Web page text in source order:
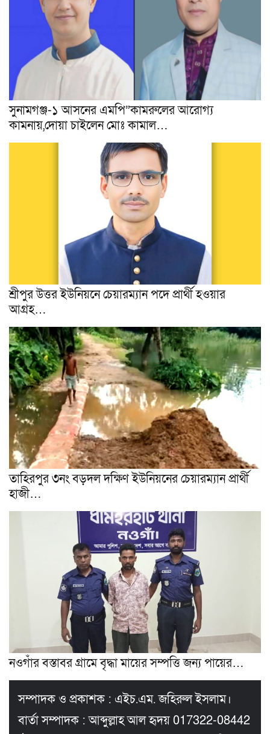
সুনামগঞ্জ-১ আসনের এমপি”কামরুলের আরোগ্য
কামনায়,দোয়া চাইলেন মোঃ কামাল…
শ্রীপুর উত্তর ইউনিয়নে চেয়ারম্যান পদে প্রার্থী হওয়ার
আগ্ৰহ…
তাহিরপুর ৩নং বড়দল দক্ষিণ ইউনিয়নের চেয়ারম্যান প্রার্থী
হাজী…
নওগাঁর বস্তাবর গ্রামে বৃদ্ধা মায়ের সম্পত্তি জন্য পায়ের…
সম্পাদক ও প্রকাশক : এইচ.এম. জহিরুল ইসলাম।
বার্তা সম্পাদক : আব্দুল্লাহ আল হৃদয় 017322-08442